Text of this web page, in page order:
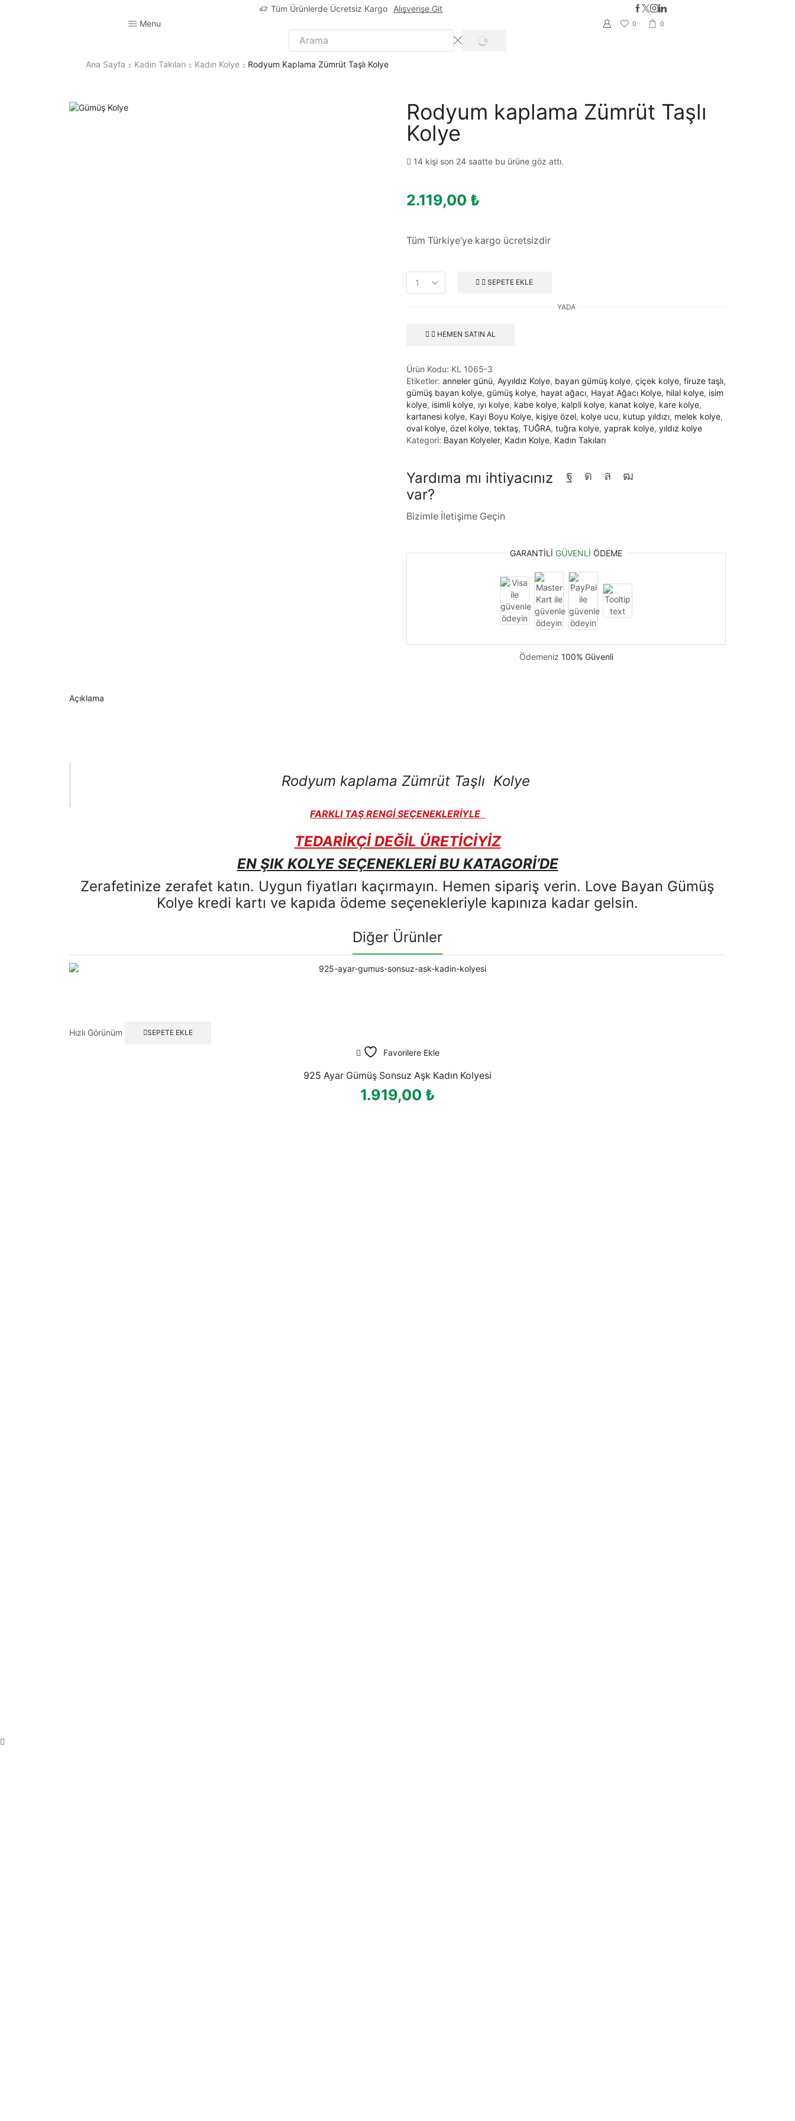
Tüm Ürünlerde Ücretsiz Kargo Alışverişe Git
Menu
0 0
Ana Sayfa Kadın Takıları Kadın Kolye Rodyum Kaplama Zümrüt Taşlı Kolye
Rodyum kaplama Zümrüt Taşlı
Kolye
14 kişi son 24 saatte bu ürüne göz attı.
2.119,00 ₺
Tüm Türkiye’ye kargo ücretsizdir
SEPETE EKLE
YADA
HEMEN SATIN AL
Ürün Kodu: KL 1065-3
Etiketler: anneler günü, Ayyıldız Kolye, bayan gümüş kolye, çiçek kolye, firuze taşlı,
gümüş bayan kolye, gümüş kolye, hayat ağacı, Hayat Ağacı Kolye, hilal kolye, isim
kolye, isimli kolye, ıyı kolye, kabe kolye, kalpli kolye, kanat kolye, kare kolye,
kartanesi kolye, Kayı Boyu Kolye, kişiye özel, kolye ucu, kutup yıldızı, melek kolye,
oval kolye, özel kolye, tektaş, TUĞRA, tuğra kolye, yaprak kolye, yıldız kolye
Kategori: Bayan Kolyeler, Kadın Kolye, Kadın Takıları
Yardıma mı ihtiyacınız
var?
Bizimle İletişime Geçin
GARANTILI GÜVENLI ÖDEME
Ödemeniz 100% Güvenli
Açıklama
Rodyum kaplama Zümrüt Taşlı Kolye
FARKLI TAŞ RENGİ SEÇENEKLERİYLE
TEDARİKÇİ DEĞİL ÜRETİCİYİZ
EN ŞIK KOLYE SEÇENEKLERİ BU KATAGORİ’DE
Zerafetinize zerafet katın. Uygun fiyatları kaçırmayın. Hemen sipariş verin. Love Bayan Gümüş
Kolye kredi kartı ve kapıda ödeme seçenekleriyle kapınıza kadar gelsin.
Diğer Ürünler
Hızlı Görünüm SEPETE EKLE
Favorilere Ekle
925 Ayar Gümüş Sonsuz Aşk Kadın Kolyesi
1.919,00 ₺